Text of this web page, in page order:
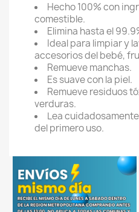
Hecho 100% con
comestible.
Elimina hasta el
Ideal para limpiar y
accesorios del bebé,
Remueve manchas.
Es suave con la piel.
Remueve residuos
verduras.
Lea
del primero uso.